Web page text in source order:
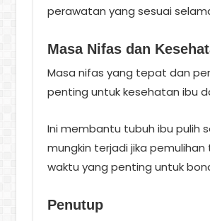
perawatan yang sesuai
Masa Nifas dan
Masa nifas yang tepat dan
penting untuk kesehatan ibu
Ini membantu tubuh ibu pulih
mungkin terjadi jika
waktu yang penting untuk
Penutup